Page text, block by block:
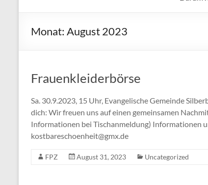
Monat: August 2023
Frauenkleiderbörse
Sa. 30.9.2023, 15 Uhr, Evangelische Gemeinde
dich: Wir freuen uns auf einen gemeinsamen
Informationen bei Tischanmeldung) Informationen
kostbareschoenheit@gmx.de
FPZ August 31, 2023 Uncategorized